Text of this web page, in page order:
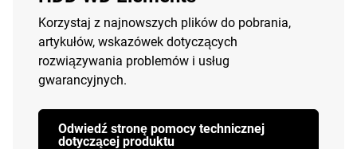
Korzystaj z najnowszych plików do pobrania,
artykułów, wskazówek dotyczących
rozwiązywania problemów i usług
gwarancyjnych.
Odwiedź stronę pomocy technicznej
dotyczącej produktu